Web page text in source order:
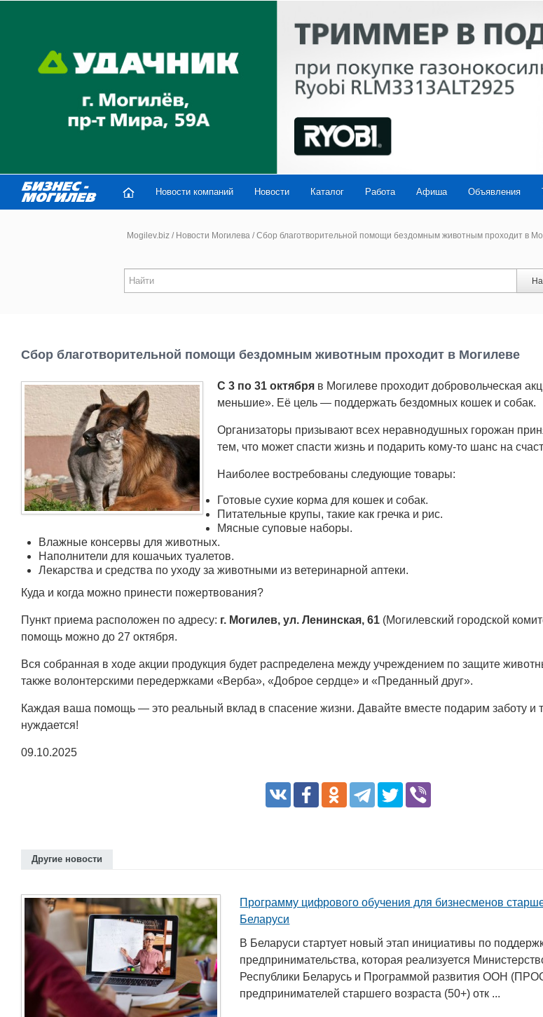
Новости компаний Новости Каталог Работа Афиша Объявления
Mogilev.biz / Новости Могилева /Сбор благотворительной помощи бездомным животным проходит в
Сбор благотворительной помощи бездомным животным проходит в Могилеве
С 3 по 31 октября в Могилеве проходит добровольческая
меньшие». Её цель — поддержать бездомных кошек и собак.
Организаторы призывают всех неравнодушных горожан
тем, что может спасти жизнь и подарить кому-то шанс на
Наиболее востребованы следующие товары:
Готовые сухие корма для кошек и собак.
Питательные крупы, такие как гречка и рис.
Мясные суповые наборы.
Влажные консервы для животных.
Наполнители для кошачьих туалетов.
Лекарства и средства по уходу за животными из ветеринарной аптеки.
Куда и когда можно принести пожертвования?
Пункт приема расположен по адресу: г. Могилев, ул. Ленинская, 61 (Могилевский городской
помощь можно до 27 октября.
Вся собранная в ходе акции продукция будет распределена между учреждением по защите
также волонтерскими передержками «Верба», «Доброе сердце» и «Преданный друг».
Каждая ваша помощь — это реальный вклад в спасение жизни. Давайте вместе подарим заботу и
нуждается!
09.10.2025
Другие новости
Программу цифрового обучения для бизнесменов
Беларуси
В Беларуси стартует новый этап инициативы по
предпринимательства, которая реализуется
Республики Беларусь и Программой развития ООН
предпринимателей старшего возраста (50+) отк ...